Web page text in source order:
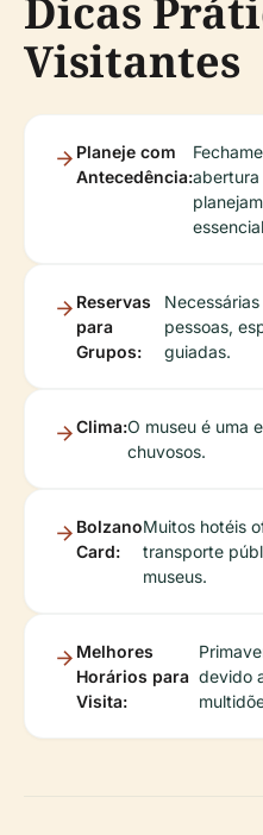
Dicas
Visitantes
Planeje com
Antecedência:abertura
Reservas
para
Grupos:
pessoas,
guiadas.
Clima:O museu é uma
chuvosos.
Bolzano
Card:
Muitos hotéis
transporte
museus.
Melhores
Horários para
Visita:
devido